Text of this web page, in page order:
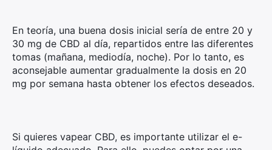
En teoría, una buena dosis inicial sería de entre 20 y
30 mg de CBD al día, repartidos entre las diferentes
tomas (mañana, mediodía, noche). Por lo tanto, es
aconsejable aumentar gradualmente la dosis en 20
mg por semana hasta obtener los efectos deseados.
Si quieres vapear CBD, es importante utilizar el e-